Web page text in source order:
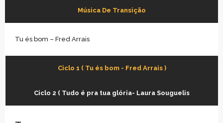
Música De Transição
Tu és bom – Fred Arrais
Ciclo 1 ( Tu és bom - Fred Arrais )
Ciclo 2 ( Tudo é pra tua glória- Laura Souguelis